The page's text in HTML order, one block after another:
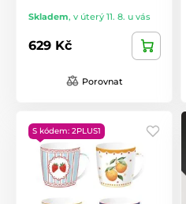
Skladem, v úterý 11. 8. u vás
629 Kč
Porovnat
S kódem: 2PLUS1